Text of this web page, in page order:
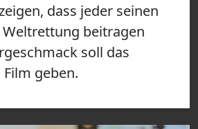
dass jeder seinen
Weltrettung beitragen
soll das
geben.